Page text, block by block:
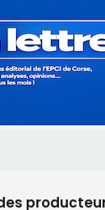
A Nuciola
étoiles
Argentin